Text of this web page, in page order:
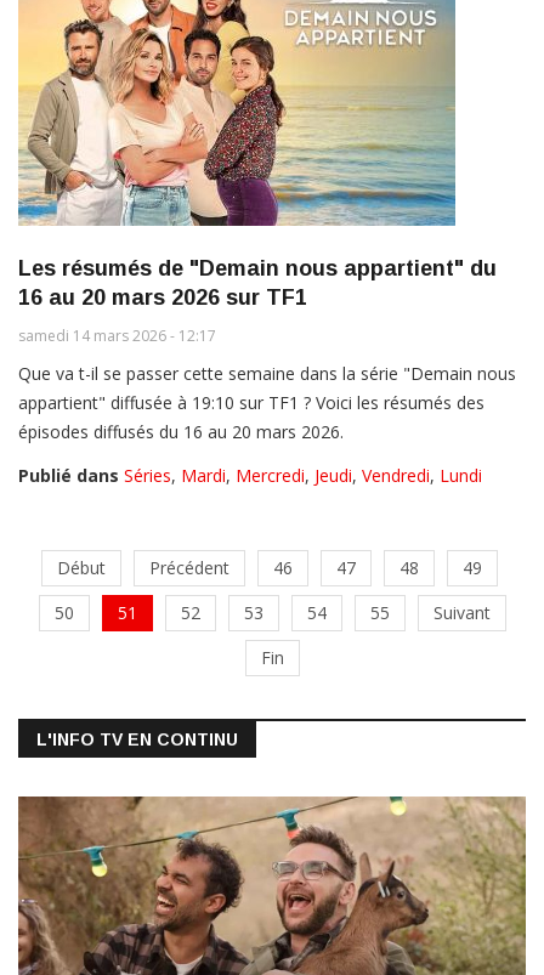
Les résumés de "Demain nous appartient" du
16 au 20 mars 2026 sur TF1
samedi 14 mars 2026 - 12:17
Que va t-il se passer cette semaine dans la série "Demain nous
appartient" diffusée à 19:10 sur TF1 ? Voici les résumés des
épisodes diffusés du 16 au 20 mars 2026.
Publié dans Séries, Mardi, Mercredi, Jeudi, Vendredi, Lundi
Début Précédent 46 47 48
49
50
51 52 53 54 55
Suivant
Fin
L'INFO TV EN CONTINU